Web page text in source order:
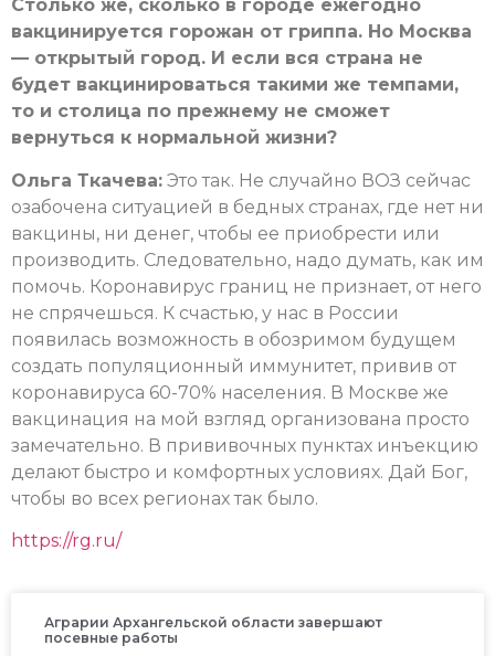
Столько же, сколько в городе ежегодно
вакцинируется горожан от гриппа. Но Москва
— открытый город. И если вся страна не
будет вакцинироваться такими же темпами,
то и столица по прежнему не сможет
вернуться к нормальной жизни?
Ольга Ткачева: Это так. Не случайно ВОЗ сейчас
озабочена ситуацией в бедных странах, где нет ни
вакцины, ни денег, чтобы ее приобрести или
производить. Следовательно, надо думать, как им
помочь. Коронавирус границ не признает, от него
не спрячешься. К счастью, у нас в России
появилась возможность в обозримом будущем
создать популяционный иммунитет, привив от
коронавируса 60-70% населения. В Москве же
вакцинация на мой взгляд организована просто
замечательно. В прививочных пунктах инъекцию
делают быстро и комфортных условиях. Дай Бог,
чтобы во всех регионах так было.
https://rg.ru/
Аграрии Архангельской области завершают
посевные работы